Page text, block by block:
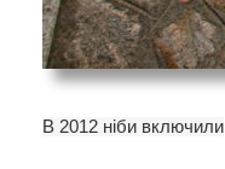
В 2012 ніби включили